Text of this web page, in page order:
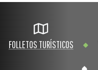
FOLLETOS TURÍSTICOS